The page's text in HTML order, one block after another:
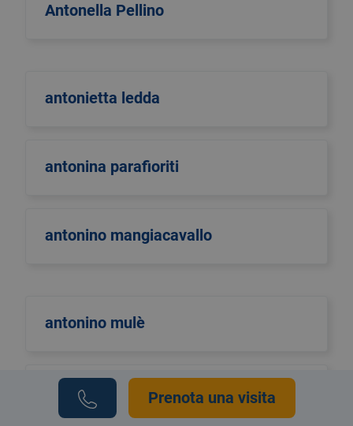
Antonella Pellino
antonietta ledda
antonina parafioriti
antonino mangiacavallo
antonino mulè
antonio di maggioPrenota una visita